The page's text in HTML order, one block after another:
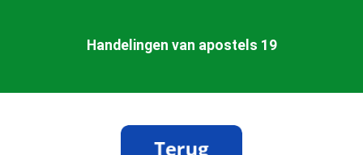
Handelingen van apostels 19